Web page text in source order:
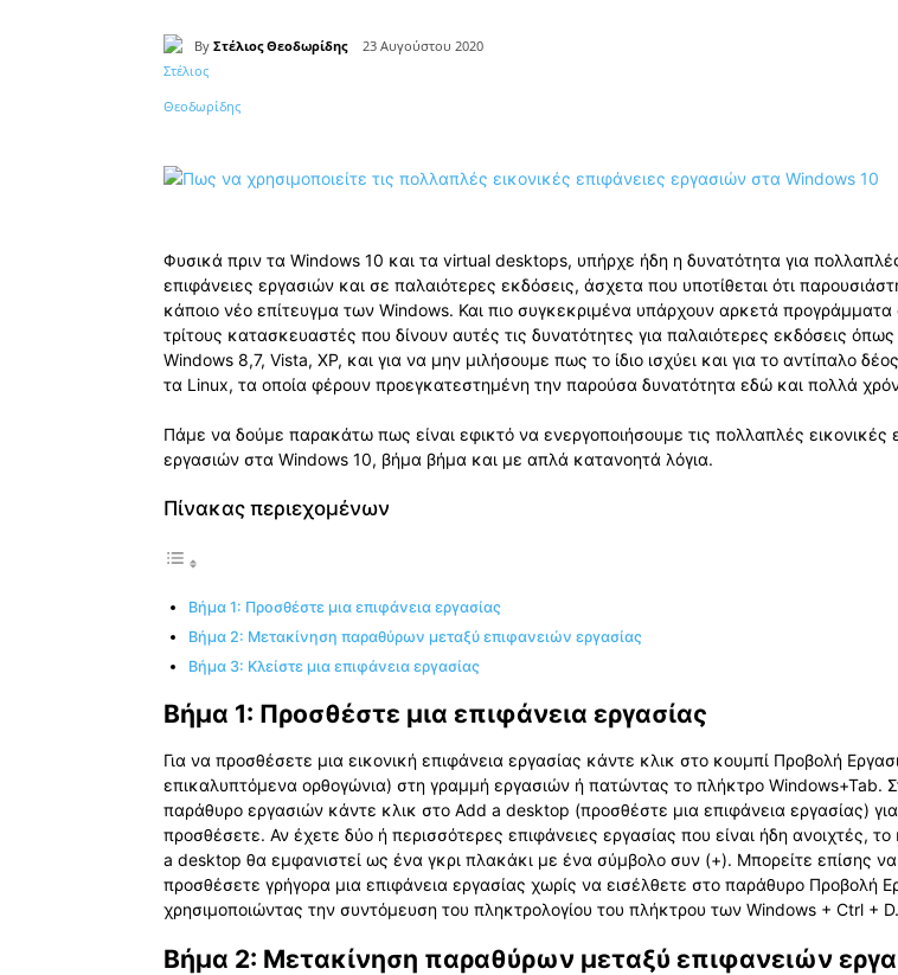
By Στέλιος Θεοδωρίδης 23 Αυγούστου 2020
Κοινοποίηση
Φυσικά πριν τα Windows 10 και τα virtual desktops, υπήρχε ήδη η δυνατότητα για
επιφάνειες εργασιών και σε παλαιότερες εκδόσεις, άσχετα που υποτίθεται ότι
κάποιο νέο επίτευγμα των Windows. Και πιο συγκεκριμένα υπάρχουν αρκετά
τρίτους κατασκευαστές που δίνουν αυτές τις δυνατότητες για παλαιότερες εκδόσεις όπως
Windows 8,7, Vista, XP, και για να μην μιλήσουμε πως το ίδιο ισχύει και για το αντίπαλο
τα Linux, τα οποία φέρουν προεγκατεστημένη την παρούσα δυνατότητα εδώ και πολλά
Πάμε να δούμε παρακάτω πως είναι εφικτό να ενεργοποιήσουμε τις πολλαπλές εικονικές
εργασιών στα Windows 10, βήμα βήμα και με απλά κατανοητά λόγια.
Πίνακας περιεχομένων
Βήμα 1: Προσθέστε μια επιφάνεια εργασίας
Bήμα 2: Μετακίνηση παραθύρων μεταξύ επιφανειών εργασίας
Βήμα 3: Κλείστε μια επιφάνεια εργασίας
Βήμα 1: Προσθέστε μια επιφάνεια εργασίας
Για να προσθέσετε μια εικονική επιφάνεια εργασίας κάντε κλικ στο κουμπί Προβολή
επικαλυπτόμενα ορθογώνια) στη γραμμή εργασιών ή πατώντας το πλήκτρο Windows+Tab.
παράθυρο εργασιών κάντε κλικ στο Add a desktop (προσθέστε μια επιφάνεια εργασίας)
προσθέσετε. Αν έχετε δύο ή περισσότερες επιφάνειες εργασίας που είναι ήδη ανοιχτές, το
a desktop θα εμφανιστεί ως ένα γκρι πλακάκι με ένα σύμβολο συν (+). Μπορείτε επίσης να
προσθέσετε γρήγορα μια επιφάνεια εργασίας χωρίς να εισέλθετε στο παράθυρο Προβολή
χρησιμοποιώντας την συντόμευση του πληκτρολογίου του πλήκτρου των Windows + Ctrl + D.
Bήμα 2: Μετακίνηση παραθύρων μεταξύ επιφανειών